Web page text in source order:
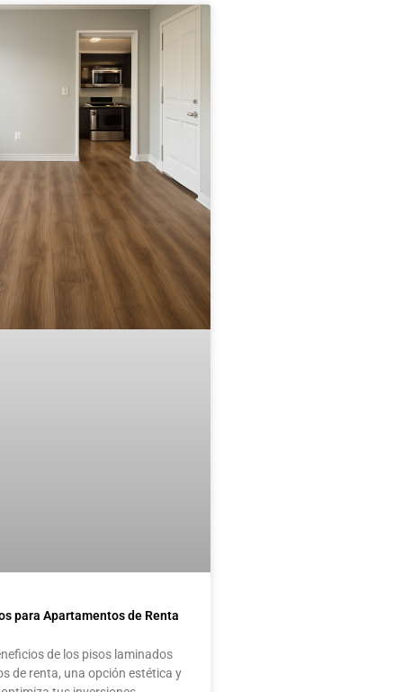
para Apartamentos de Renta
de los pisos laminados
de renta, una opción estética y